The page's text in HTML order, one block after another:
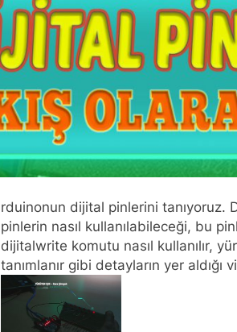
rduinonun dijital pinlerini tanıyoruz.
pinlerin nasıl kullanılabileceği, bu
dijitalwrite komutu nasıl kullanılır,
tanımlanır gibi detayların yer